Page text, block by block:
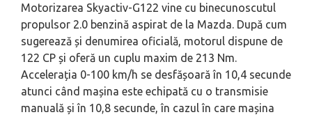
Motorizarea Skyactiv-G122 vine cu binecunoscutul
propulsor 2.0 benzină aspirat de la Mazda. După cum
sugerează și denumirea oficială, motorul dispune de
122 CP și oferă un cuplu maxim de 213 Nm.
Accelerația 0-100 km/h se desfășoară în 10,4 secunde
atunci când mașina este echipată cu o transmisie
manuală și în 10,8 secunde, în cazul în care mașina